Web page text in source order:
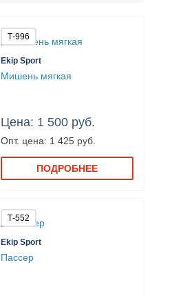
Т-996
Ekip Sport
Мишень мягкая
Цена: 1 500 руб.
Опт. цена: 1 425 руб.
ПОДРОБНЕЕ
Т-552
Ekip Sport
Пассер